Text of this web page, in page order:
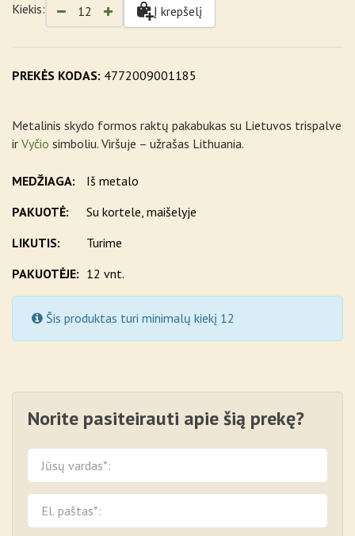
PREKĖS KODAS: 4772009001185
Metalinis skydo formos raktų pakabukas su Lietuvos trispalve
ir Vyčio simboliu. Viršuje – užrašas Lithuania.
MEDŽIAGA:
Iš metalo
PAKUOTĖ:
Su kortele, maišelyje
LIKUTIS:
Turime
PAKUOTĖJE: 12 vnt.
Kiekis: Į krepšelį
Šis produktas turi minimalų kiekį 12
Norite pasiteirauti apie šią prekę?